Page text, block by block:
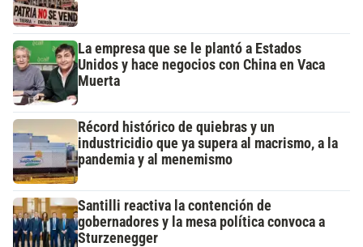
La empresa que se le plantó a Estados
Unidos y hace negocios con China en Vaca
Muerta
Récord histórico de quiebras y un
industricidio que ya supera al macrismo, a la
pandemia y al menemismo
Santilli reactiva la contención de
gobernadores y la mesa política convoca a
Sturzenegger